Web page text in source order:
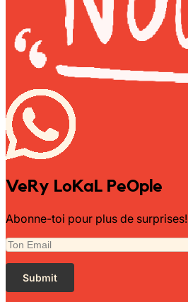
VeRy LoKaL PeOple
Abonne-toi pour plus de surprises!